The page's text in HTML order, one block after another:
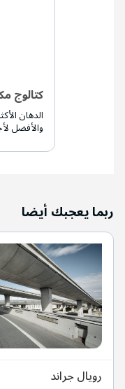
كتالوج
الدهان
والأفضل
ربما يعجبك أيضا
رويال جراند